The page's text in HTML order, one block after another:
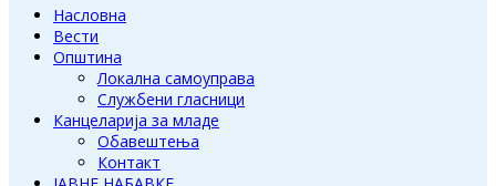
Насловна
Вести
Општина
Локална самоуправа
Службени гласници
Канцеларија за младе
Обавештења
Контакт